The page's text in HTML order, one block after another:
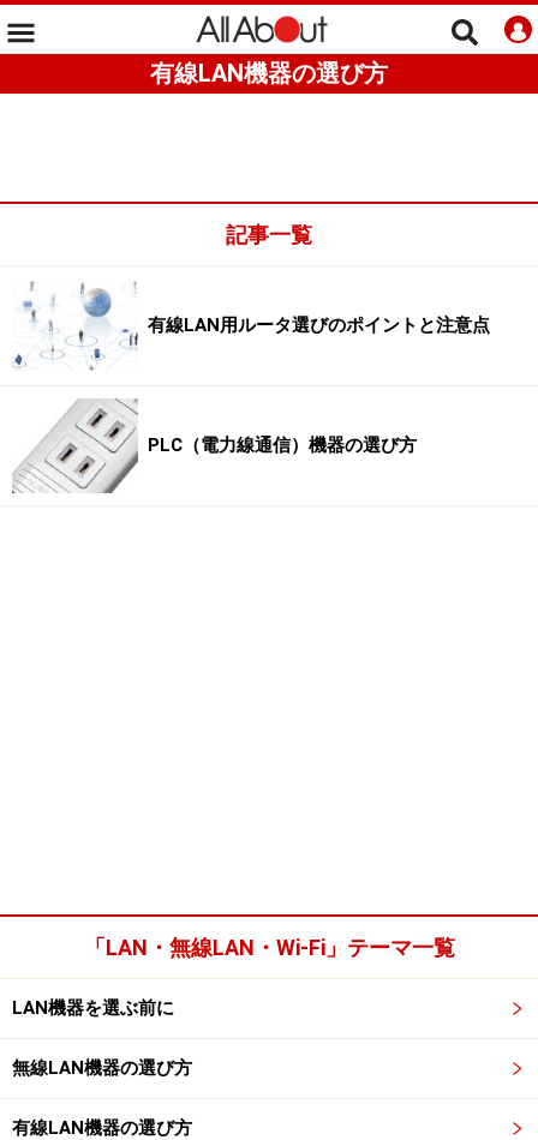
有線LAN機器の選び方
記事一覧
有線LAN用ルータ選びのポイントと注意点
PLC（電力線通信）機器の選び方
「LAN・無線LAN・Wi-Fi」テーマ一覧
LAN機器を選ぶ前に
無線LAN機器の選び方
有線LAN機器の選び方